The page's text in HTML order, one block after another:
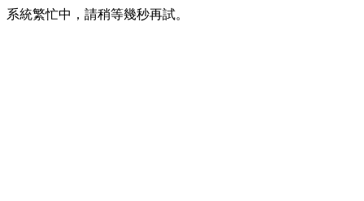
系統繁忙中，請稍等幾秒再試。